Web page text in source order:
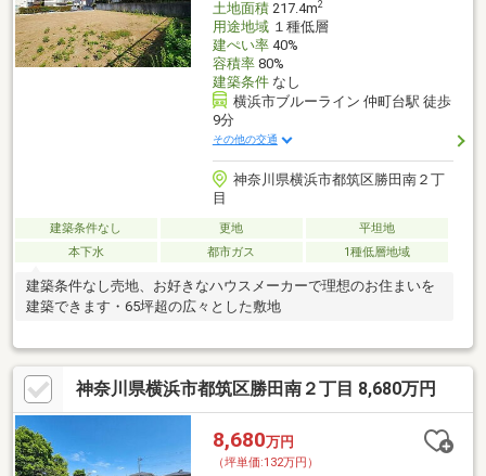
土地面積217.4m2
用途地域１種低層
建ぺい率40%
容積率80%
建築条件なし
横浜市ブルーライン 仲町台駅 徒歩
9分
その他の交通
神奈川県横浜市都筑区勝田南２丁
目
建築条件なし 更地
平坦地
本下水
都市ガス 1種低層地域
建築条件なし売地、お好きなハウスメーカーで理想のお住まいを
建築できます・65坪超の広々とした敷地
神奈川県横浜市都筑区勝田南２丁目 8,680万円
8,680万円
（坪単価:132万円）